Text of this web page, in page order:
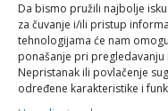
Da bismo pružili najbolje
za čuvanje i/ili pristup
tehnologijama će nam
ponašanje pri
Nepristanak ili povlačenje
određene karakteristike i
MEĐUNARODNI